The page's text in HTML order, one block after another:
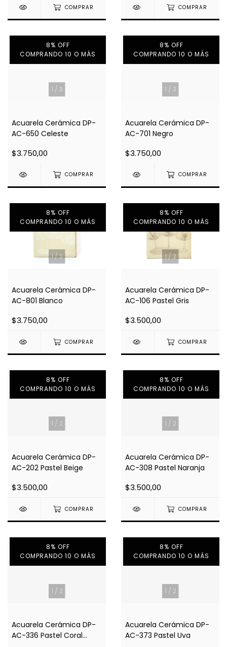
COMPRAR COMPRAR
1 / 3
8% OFF
COMPRANDO 10 O MÁS
Acuarela Cerámica DP-
AC-650 Celeste
$3.750,00
COMPRAR
1 / 3
8% OFF
COMPRANDO 10 O MÁS
Acuarela Cerámica DP-
AC-701 Negro
$3.750,00
COMPRAR
1/3
8% OFF
COMPRANDO 10 O MÁS
Acuarela Cerámica DP-
AC-801 Blanco
$3.750,00
COMPRAR
1 / 2
8% OFF
COMPRANDO 10 O MÁS
Acuarela Cerámica DP-
AC-106 Pastel Gris
$3.500,00
COMPRAR
1 / 2
8% OFF
COMPRANDO 10 O MÁS
Acuarela Cerámica DP-
AC-202 Pastel Beige
$3.500,00
COMPRAR
1 / 2
8% OFF
COMPRANDO 10 O MÁS
Acuarela Cerámica DP-
AC-308 Pastel Naranja
$3.500,00
COMPRAR
1 / 2
8% OFF
COMPRANDO 10 O MÁS
Acuarela Cerámica DP-
AC-336 Pastel Coral
1 / 2
8% OFF
COMPRANDO 10 O MÁS
Acuarela Cerámica DP-
AC-373 Pastel Uva